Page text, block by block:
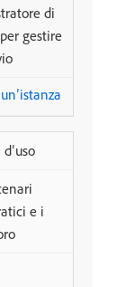
di
gestire
e i